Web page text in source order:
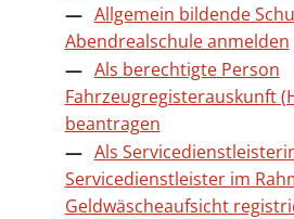
Allgemein bildende
Abendrealschule anmelden
Als berechtigte Person
Fahrzeugregisterauskunft
beantragen
Als
Servicedienstleister im
Geldwäscheaufsicht